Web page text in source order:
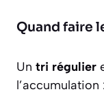
Quand faire
Un tri régulier
l’accumulation :